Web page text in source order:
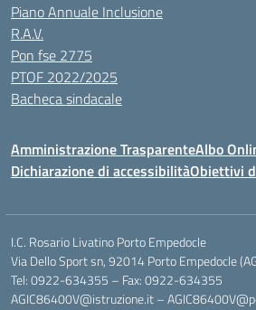
Piano Annuale Inclusione
R.A.V.
Pon fse 2775
PTOF 2022/2025
Bacheca sindacale
Amministrazione TrasparenteAlbo
Dichiarazione di accessibilitàObiettivi
I.C. Rosario Livatino Porto Empedocle
Via Dello Sport sn, 92014 Porto Empedocle
Tel: 0922-634355 – Fax: 0922-634355
AGIC86400V@istruzione.it–